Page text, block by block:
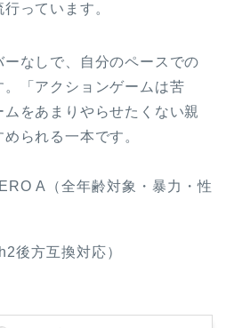
っています。
なしで、自分のペースでの
「アクションゲームは苦
をあまりやらせたくない親
られる一本です。
A（全年齢対象・暴力・性
後方互換対応）